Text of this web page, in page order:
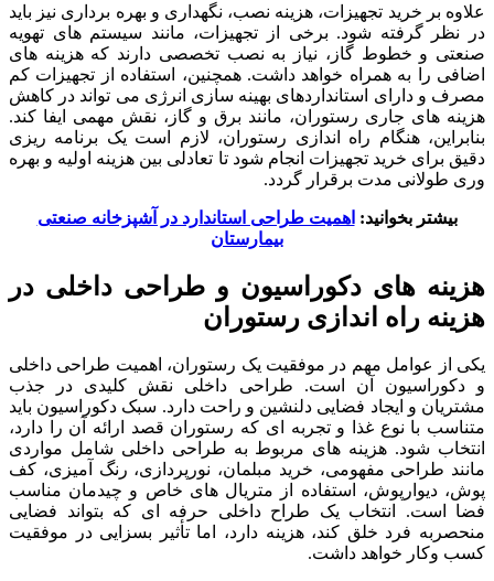
علاوه بر خرید تجهیزات، هزینه نصب، نگهداری و بهره برداری نیز باید
در نظر گرفته شود. برخی از تجهیزات، مانند سیستم های تهویه
صنعتی و خطوط گاز، نیاز به نصب تخصصی دارند که هزینه های
اضافی را به همراه خواهد داشت. همچنین، استفاده از تجهیزات کم
مصرف و دارای استانداردهای بهینه سازی انرژی می تواند در کاهش
هزینه های جاری رستوران، مانند برق و گاز، نقش مهمی ایفا کند.
بنابراین، هنگام راه اندازی رستوران، لازم است یک برنامه ریزی
دقیق برای خرید تجهیزات انجام شود تا تعادلی بین هزینه اولیه و بهره
وری طولانی مدت برقرار گردد.
بیشتر بخوانید: اهمیت طراحی استاندارد در آشپزخانه صنعتی
بیمارستان
هزینه های دکوراسیون و طراحی داخلی در
هزینه راه اندازی رستوران
یکی از عوامل مهم در موفقیت یک رستوران، اهمیت طراحی داخلی
و دکوراسیون آن است. طراحی داخلی نقش کلیدی در جذب
مشتریان و ایجاد فضایی دلنشین و راحت دارد. سبک دکوراسیون باید
متناسب با نوع غذا و تجربه ای که رستوران قصد ارائه آن را دارد،
انتخاب شود. هزینه های مربوط به طراحی داخلی شامل مواردی
مانند طراحی مفهومی، خرید مبلمان، نورپردازی، رنگ آمیزی، کف
پوش، دیوارپوش، استفاده از متریال های خاص و چیدمان مناسب
فضا است. انتخاب یک طراح داخلی حرفه ای که بتواند فضایی
منحصربه فرد خلق کند، هزینه دارد، اما تأثیر بسزایی در موفقیت
کسب وکار خواهد داشت.